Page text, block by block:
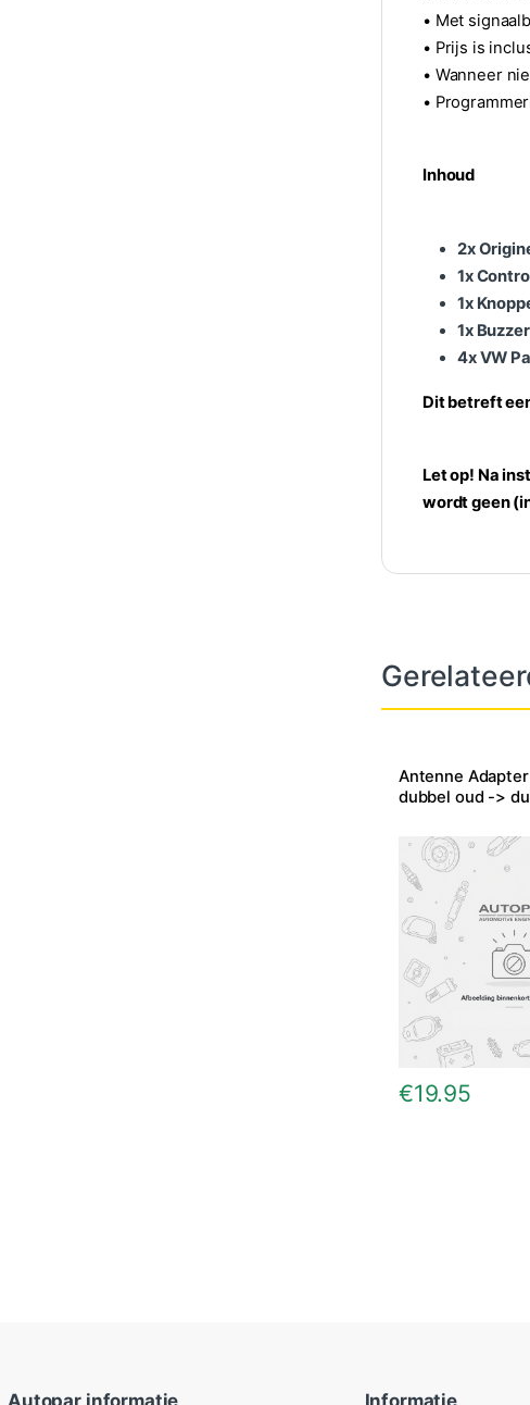
• Met
• Prijs is
• Wanneer
•
Inhoud
2x
1x
1x
1x Buzzer
4x VW
Dit betreft
Let op! Na
wordt geen
Antenne Adapter
dubbel oud ->
€19.95
Autopar informatie Informatie